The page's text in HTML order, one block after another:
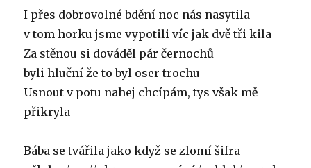
I přes dobrovolné bdění noc nás nasytila
v tom horku jsme vypotili víc jak dvě tři kila
Za stěnou si dováděl pár černochů
byli hluční že to byl oser trochu
Usnout v potu nahej chcípám, tys však mě
přikryla
Bába se tvářila jako když se zlomí šifra